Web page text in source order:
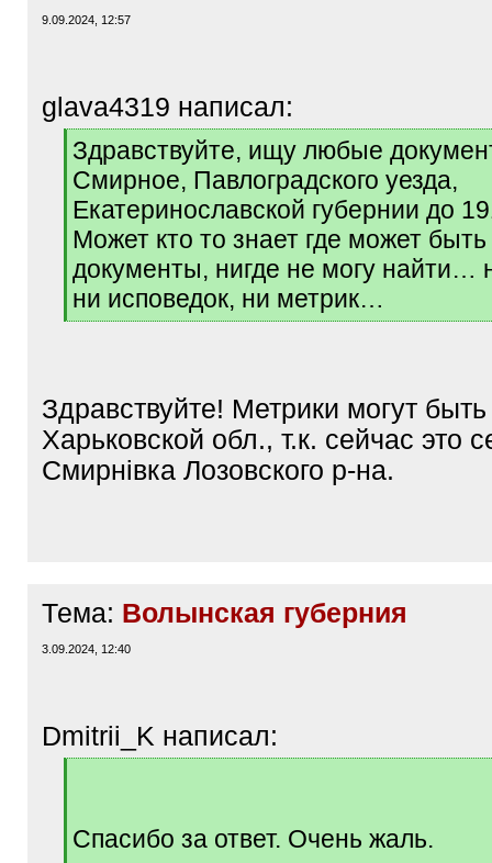
9.09.2024, 12:57
glava4319 написал:
[
q
]
Здравствуйте, ищу любые
Смирное, Павлоградского уезда,
Екатеринославской губернии до
Может кто то знает где может быть
документы, нигде не могу найти…
ни исповедок, ни метрик…
[
Здравствуйте! Метрики могут
Харьковской обл., т.к. сейчас это
Смирнівка Лозовского р-на.
Тема: Волынская губерния
3.09.2024, 12:40
Dmitrii_K написал:
Спасибо за ответ. Очень жаль.